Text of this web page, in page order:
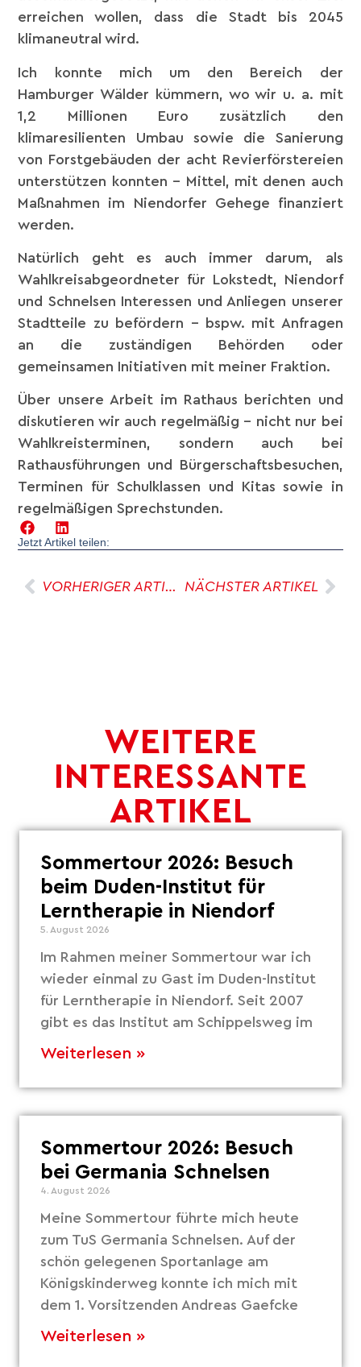
erreichen wollen, dass die Stadt bis 2045
klimaneutral wird.
Ich konnte mich um den Bereich der
Hamburger Wälder kümmern, wo wir u. a. mit
1,2 Millionen Euro zusätzlich den
klimaresilienten Umbau sowie die Sanierung
von Forstgebäuden der acht Revierförstereien
unterstützen konnten – Mittel, mit denen auch
Maßnahmen im Niendorfer Gehege finanziert
werden.
Natürlich geht es auch immer darum, als
Wahlkreisabgeordneter für Lokstedt, Niendorf
und Schnelsen Interessen und Anliegen unserer
Stadtteile zu befördern – bspw. mit Anfragen
an die zuständigen Behörden oder
gemeinsamen Initiativen mit meiner Fraktion.
Über unsere Arbeit im Rathaus berichten und
diskutieren wir auch regelmäßig – nicht nur bei
Wahlkreisterminen, sondern auch bei
Rathausführungen und Bürgerschaftsbesuchen,
Terminen für Schulklassen und Kitas sowie in
regelmäßigen Sprechstunden.
Jetzt Artikel teilen:
VORHERIGER ARTIKEL NÄCHSTER ARTIKEL
WEITERE
INTERESSANTE
ARTIKEL
Sommertour 2026: Besuch
beim Duden-Institut für
Lerntherapie in Niendorf
5. August 2026
Im Rahmen meiner Sommertour war ich
wieder einmal zu Gast im Duden-Institut
für Lerntherapie in Niendorf. Seit 2007
gibt es das Institut am Schippelsweg im
Weiterlesen »
Sommertour 2026: Besuch
bei Germania Schnelsen
4. August 2026
Meine Sommertour führte mich heute
zum TuS Germania Schnelsen. Auf der
schön gelegenen Sportanlage am
Königskinderweg konnte ich mich mit
dem 1. Vorsitzenden Andreas Gaefcke
Weiterlesen »